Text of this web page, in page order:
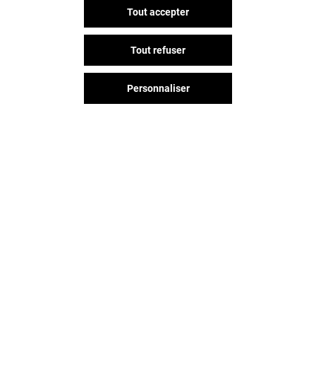
Tout accepter
Tout refuser
Personnaliser